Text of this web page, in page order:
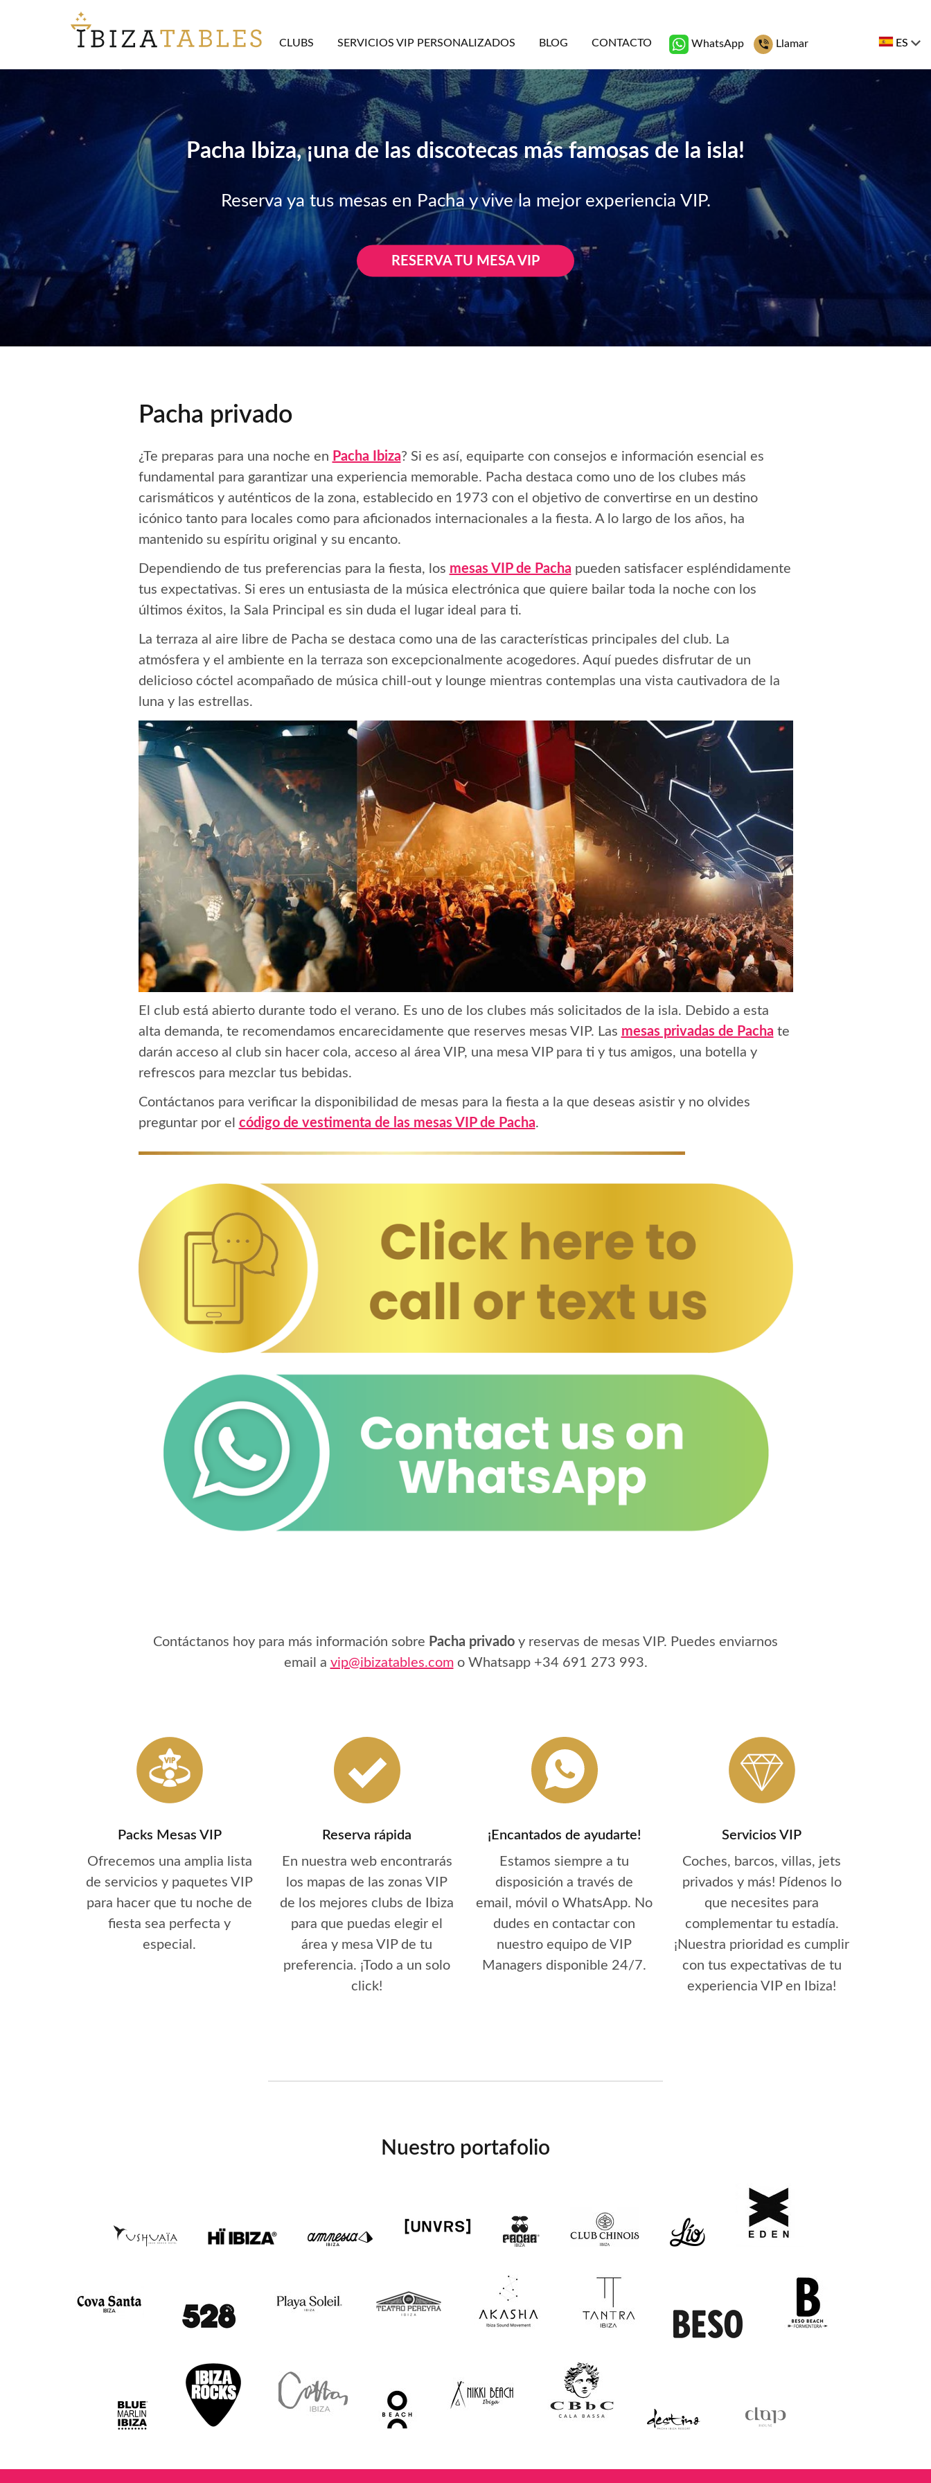
CLUBS SERVICIOS VIP PERSONALIZADOS BLOG CONTACTO WhatsApp Llamar ES
Pacha Ibiza, ¡una de las discotecas más famosas de la isla!
Reserva ya tus mesas en Pacha y vive la mejor experiencia VIP.
RESERVA TU MESA VIP
Pacha privado
¿Te preparas para una noche en Pacha Ibiza? Si es así, equiparte con consejos e información esencial es
fundamental para garantizar una experiencia memorable. Pacha destaca como uno de los clubes más
carismáticos y auténticos de la zona, establecido en 1973 con el objetivo de convertirse en un destino
icónico tanto para locales como para aficionados internacionales a la fiesta. A lo largo de los años, ha
mantenido su espíritu original y su encanto.
Dependiendo de tus preferencias para la fiesta, los mesas VIP de Pacha pueden satisfacer espléndidamente
tus expectativas. Si eres un entusiasta de la música electrónica que quiere bailar toda la noche con los
últimos éxitos, la Sala Principal es sin duda el lugar ideal para ti.
La terraza al aire libre de Pacha se destaca como una de las características principales del club. La
atmósfera y el ambiente en la terraza son excepcionalmente acogedores. Aquí puedes disfrutar de un
delicioso cóctel acompañado de música chill-out y lounge mientras contemplas una vista cautivadora de la
luna y las estrellas.
El club está abierto durante todo el verano. Es uno de los clubes más solicitados de la isla. Debido a esta
alta demanda, te recomendamos encarecidamente que reserves mesas VIP. Las mesas privadas de Pacha te
darán acceso al club sin hacer cola, acceso al área VIP, una mesa VIP para ti y tus amigos, una botella y
refrescos para mezclar tus bebidas.
Contáctanos para verificar la disponibilidad de mesas para la fiesta a la que deseas asistir y no olvides
preguntar por el código de vestimenta de las mesas VIP de Pacha.
Contáctanos hoy para más información sobre Pacha privado y reservas de mesas VIP. Puedes enviarnos
email a vip@ibizatables.como Whatsapp +34 691 273 993.
Packs Mesas VIP
Ofrecemos una amplia lista
de servicios y paquetes VIP
para hacer que tu noche de
fiesta sea perfecta y
especial.
Reserva rápida
En nuestra web encontrarás
los mapas de las zonas VIP
de los mejores clubs de Ibiza
para que puedas elegir el
área y mesa VIP de tu
preferencia. ¡Todo a un solo
click!
¡Encantados de ayudarte!
Estamos siempre a tu
disposición a través de
email, móvil o WhatsApp. No
dudes en contactar con
nuestro equipo de VIP
Managers disponible 24/7.
Servicios VIP
Coches, barcos, villas, jets
privados y más! Pídenos lo
que necesites para
complementar tu estadía.
¡Nuestra prioridad es cumplir
con tus expectativas de tu
experiencia VIP en Ibiza!
Nuestro portafolio